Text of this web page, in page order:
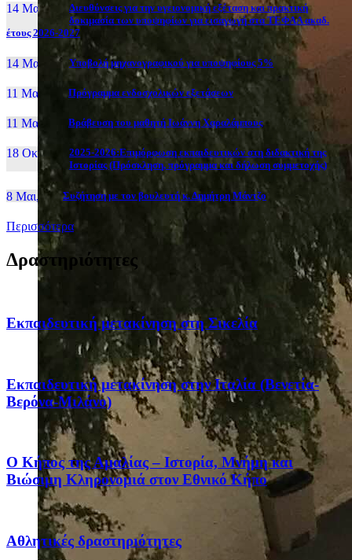
14 Μαι, 26
Διευθύνσεις για την υγειονομική εξέταση και πρακτική
δοκιμασία των υποψηφίων για εισαγωγή στα ΤΕΦΑΑ ακαδ.
έτους 2026-2027
14 Μαι, 26 Yποβολή μηχανογραφικού για υποψηφίους 5%
11 Μαι, 26 Πρόγραμμα ενδοσχολικών εξετάσεων
11 Μαι, 26 Βράβευση του μαθητή Ιωάννη Χαραλάμπους
18 Οκτ, 25
2025-2026:Επιμόρφωση εκπαιδευτικών στη διδακτική της
Ιστορίας (Πρόσκληση, πρόγραμμα και δήλωση συμμετοχής)
8 Μαι, 26 Συζήτηση με τον βουλευτή κ. Δημήτρη Μάντζο
Περισσότερα
Δραστηριότητες
Eκπαιδευτική μετακίνηση στη Σικελία
Eκπαιδευτική μετακίνηση στην Ιταλία (Βενετία-
Βερόνα-Μιλάνο)
Ο Κήπος της Αμαλίας – Ιστορία, Μνήμη και
Βιώσιμη Κληρονομιά στον Εθνικό Κήπο
Αθλητικές δραστηριότητες